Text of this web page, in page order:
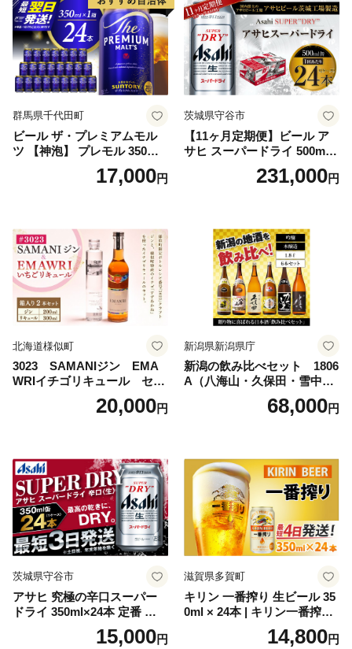
群馬県千代田町
ビール ザ・プレミアムモル
ツ 【神泡】 プレモル 350ml
× 24本 サントリー〈天然水の
ビール工場〉群馬※沖縄・離
17,000円
茨城県守谷市
【11ヶ月定期便】ビール ア
サヒ スーパードライ 500ml 2
4本 1ケース×11ヶ月 | アサヒ
ビール 究極の辛口 酒 お酒 ア
uper dry 11回 缶ビール 缶 ギ
フト 内祝い 茨城県守谷市 送
料無料
231,000円
北海道様似町
3023 SAMANIジン EMA
WRIイチゴリキュール セッ
ト（箱入り）【大人の味 酒
お酒 洋酒 スピリッツ クラフ
セット 詰め合わせ カクテル
ソーダ割り アルコール ロッ
ク ソーダ ジントニック 】
20,000円
新潟県新潟県庁
新潟の飲み比べセット 1806
A（八海山・久保田・雪中
梅・越乃寒梅・かたふね・千
68,000円
茨城県守谷市
アサヒ 究極の辛口スーパー
ドライ 350ml×24本 定番 ビー
ル 缶ビール 酒 お酒 アルコー
15,000円
滋賀県多賀町
キリン 一番搾り 生ビール 35
0ml × 24本 | キリン一番搾り
キリンビール 一番搾り ビー
ル 24缶 きりんいちばんしぼ
14,800円